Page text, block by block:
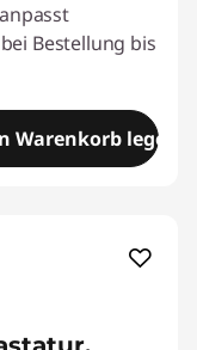
Bestellung bis
Warenkorb legen